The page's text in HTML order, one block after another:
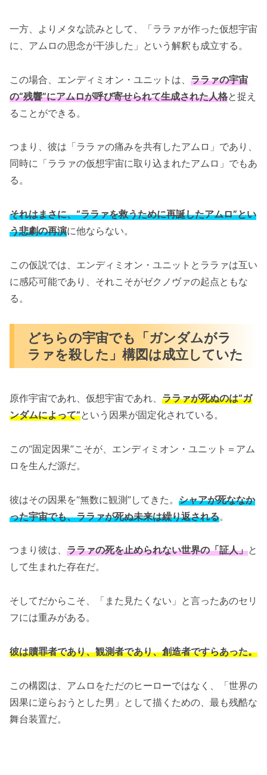
一方、よりメタな読みとして、「ララァが作った仮想宇宙
に、アムロの思念が干渉した」という解釈も成立する。
この場合、エンディミオン・ユニットは、 ララァの宇宙
の“残響”にアムロが呼び寄せられて生成された人格と捉え
ることができる。
つまり、彼は「ララァの痛みを共有したアムロ」であり、
同時に「ララァの仮想宇宙に取り込まれたアムロ」でもあ
る。
それはまさに、“ララァを救うために再誕したアムロ”とい
う悲劇の再演に他ならない。
この仮説では、エンディミオン・ユニットとララァは互い
に感応可能であり、それこそがゼクノヴァの起点ともな
る。
どちらの宇宙でも「ガンダムがラ
ラァを殺した」構図は成立していた
原作宇宙であれ、仮想宇宙であれ、 ララァが死ぬのは“ガ
ンダムによって”という因果が固定化されている。
この“固定因果”こそが、エンディミオン・ユニット＝アム
ロを生んだ源だ。
彼はその因果を“無数に観測”してきた。 シャアが死ななか
った宇宙でも、ララァが死ぬ未来は繰り返される。
つまり彼は、 ララァの死を止められない世界の「証人」と
して生まれた存在だ。
そしてだからこそ、「また見たくない」と言ったあのセリ
フには重みがある。
彼は贖罪者であり、観測者であり、創造者ですらあった。
この構図は、アムロをただのヒーローではなく、「世界の
因果に逆らおうとした男」として描くための、最も残酷な
舞台装置だ。